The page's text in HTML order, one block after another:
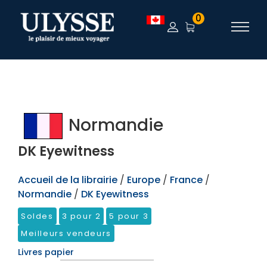
TEST 0
Normandie
DK Eyewitness
Accueil de la librairie / Europe / France /
Normandie / DK Eyewitness
Soldes 3 pour 2
5 pour 3
Meilleurs vendeurs
Livres papier